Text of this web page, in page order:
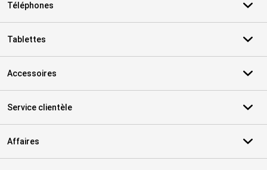
Téléphones
Tablettes
Accessoires
Service clientèle
Affaires